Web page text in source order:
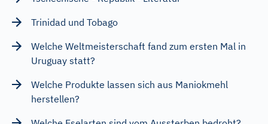
Trinidad und Tobago
Welche Weltmeisterschaft fand zum ersten Mal in
Uruguay statt?
Welche Produkte lassen sich aus Maniokmehl
herstellen?